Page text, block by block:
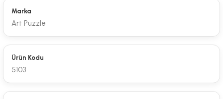
Marka
Art Puzzle
Ürün Kodu
5103